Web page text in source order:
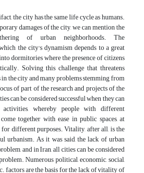
the city has the same life cycle as humans.
damages of the city, we can mention the
of urban neighborhoods. The
the city's dynamism depends to a great
dormitories where the presence of citizens
Solving this challenge that threatens
the city and many problems stemming from
of part of the research and projects of the
can be considered successful when they can
whereby people with different
together with ease in public spaces, at
different purposes. Vitality, after all, is the
urbanism. As it was said, the lack of urban
and in Iran, all cities can be considered
Numerous political, economic, social,
factors are the basis for the lack of vitality of